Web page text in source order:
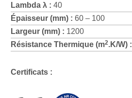
Lambda λ : 40
Épaisseur (mm) : 60 – 100
Largeur (mm) : 1200
Résistance Thermique (m2.K/W) :
Certificats :